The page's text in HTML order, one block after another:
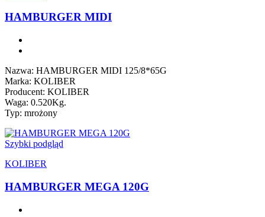
HAMBURGER MIDI
Nazwa: HAMBURGER MIDI 125/8*65G
Marka: KOLIBER
Producent: KOLIBER
Waga: 0.520Kg.
Typ: mrożony
Szybki podgląd
KOLIBER
HAMBURGER MEGA 120G